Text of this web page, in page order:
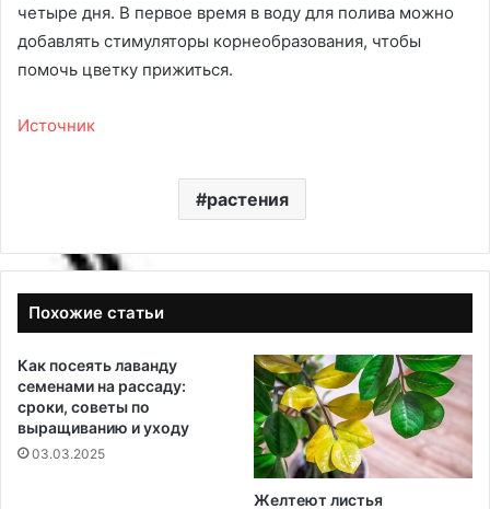
четыре дня. В первое время в воду для полива можно
добавлять стимуляторы корнеобразования, чтобы
помочь цветку прижиться.
Источник
растения
Похожие статьи
Как посеять лаванду
семенами на рассаду:
сроки, советы по
выращиванию и уходу
03.03.2025
Желтеют листья